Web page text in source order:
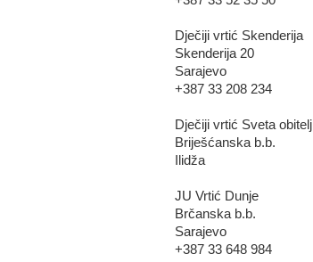
Dječiji vrtić Skenderija
Skenderija 20
Sarajevo
+387 33 208 234
Dječiji vrtić Sveta obitelj
Briješćanska b.b.
Ilidža
JU Vrtić Dunje
Brčanska b.b.
Sarajevo
+387 33 648 984